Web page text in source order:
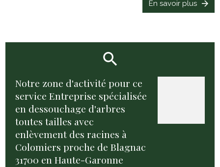
En savoir plus
Notre zone d'activité pour ce
service Entreprise spécialisée
en dessouchage d'arbres
toutes tailles avec
enlèvement des racines à
Colomiers proche de Blagnac
31700 en Haute-Garonne